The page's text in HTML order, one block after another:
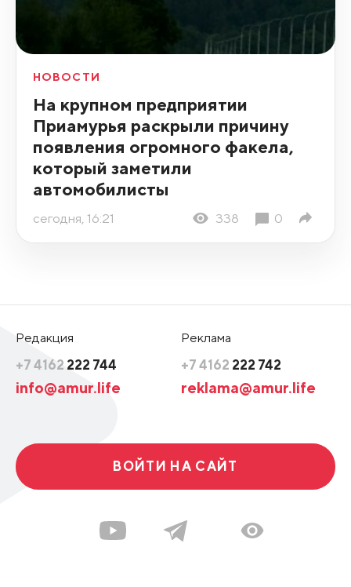
НОВОСТИ
На крупном предприятии
Приамурья раскрыли причину
появления огромного факела,
который заметили
автомобилисты
сегодня, 16:21 338 0
Редакция
+7 4162 222 744
info@amur.life
Реклама
+7 4162 222 742
reklama@amur.life
ВОЙТИ НА САЙТ